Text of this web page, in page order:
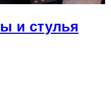
и стулья